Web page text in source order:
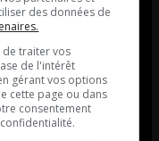
des données de
de traiter vos
de l'intérêt
gérant vos options
cette page ou dans
consentement